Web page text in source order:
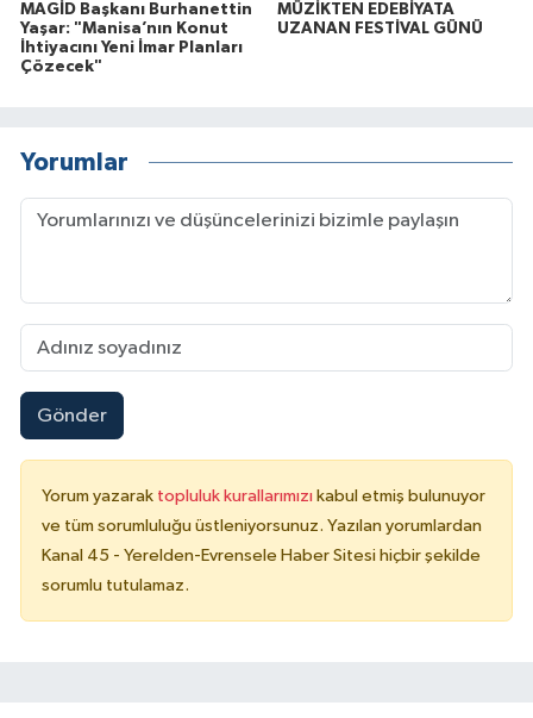
MAGİD Başkanı Burhanettin
Yaşar: "Manisa’nın Konut
İhtiyacını Yeni İmar Planları
Çözecek"
MÜZİKTEN EDEBİYATA
UZANAN FESTİVAL GÜNÜ
Yorumlar
Gönder
Yorum yazarak topluluk kurallarımızı kabul etmiş bulunuyor
ve tüm sorumluluğu üstleniyorsunuz. Yazılan yorumlardan
Kanal 45 - Yerelden-Evrensele Haber Sitesi hiçbir şekilde
sorumlu tutulamaz.